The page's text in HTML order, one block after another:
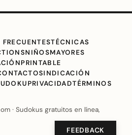
FRECUENTESTÉCNICAS
NIÑOSMAYORES
PRINTABLE
SINDICACIÓN
PRIVACIDADTÉRMINOS
· Sudokus gratuitos en línea,
FEEDBACK